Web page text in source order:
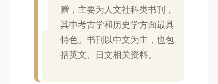
赠，主要为人文社科类书刊，
其中考古学和历史学方面最具
特色。书刊以中文为主，也包
括英文、日文相关资料。